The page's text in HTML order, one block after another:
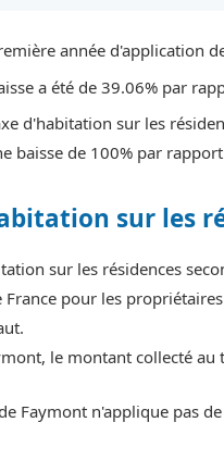
année d'application
a été de 39.06% par
d'habitation sur les
baisse de 100% par
sur les
sur les résidences
France pour les
le montant collecté
Faymont n'applique pas